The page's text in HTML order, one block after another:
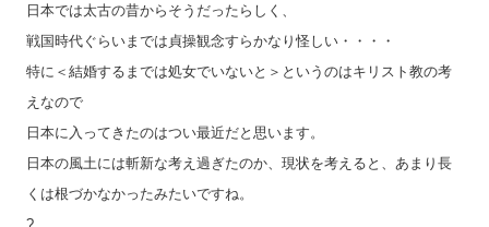
日本では太古の昔からそうだったらしく、
戦国時代ぐらいまでは貞操観念すらかなり怪しい・・・・
特に＜結婚するまでは処女でいないと＞というのはキリスト教の考
えなので
日本に入ってきたのはつい最近だと思います。
日本の風土には斬新な考え過ぎたのか、現状を考えると、あまり長
くは根づかなかったみたいですね。